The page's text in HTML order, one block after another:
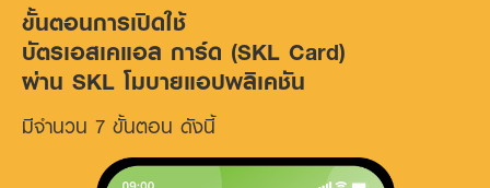
ขั้นตอนการเปิดใช้
บัตรเอสเคแอล การ์ด (SKL Card)
ผ่าน SKL โมบายแอปพลิเคชัน
มีจำนวน 7 ขั้นตอน ดังนี้